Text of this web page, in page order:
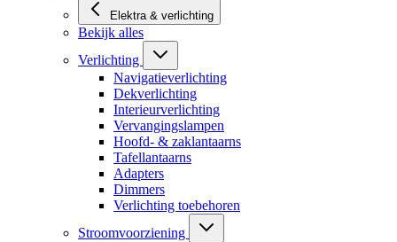
Elektra & verlichting
Bekijk alles
Verlichting
Navigatieverlichting
Dekverlichting
Interieurverlichting
Vervangingslampen
Hoofd- & zaklantaarns
Tafellantaarns
Adapters
Dimmers
Verlichting toebehoren
Stroomvoorziening